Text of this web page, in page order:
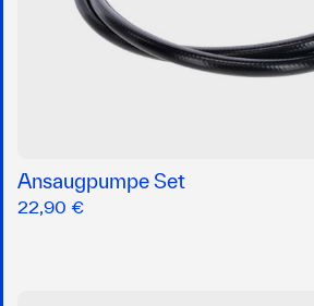
Ansaugpumpe Set
22,90 €